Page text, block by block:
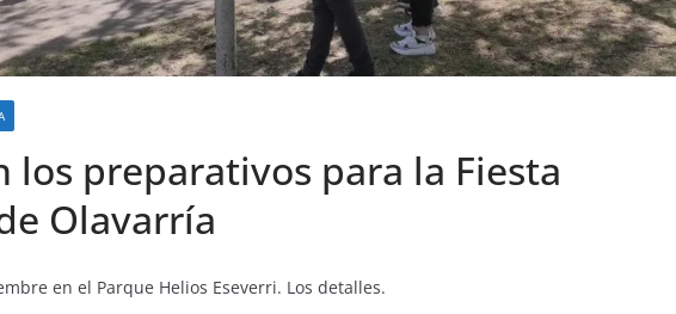
los preparativos para la Fiesta
Olavarría
en el Parque Helios Eseverri. Los detalles.